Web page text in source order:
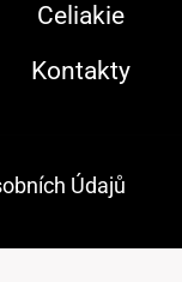
Celiakie
Kontakty
Údajů